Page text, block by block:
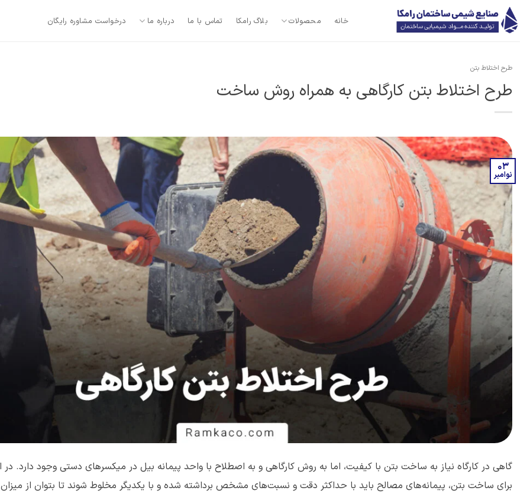
content
خانه محصولات بلاگ رامکا تماس با ما درباره ما درخواست مشاوره رایگان
طرح اختلاط بتن
طرح اختلاط بتن کارگاهی به همراه روش ساخت
03
نوامبر
گاهی در کارگاه نیاز به ساخت بتن با کیفیت، اما به روش کارگاهی و به اصطلاح با واحد پیمانه بیل در میکسرهای دستی وجود دارد. در
برای ساخت بتن، پیمانه‌های مصالح باید با حداکثر دقت و نسبت‌های مشخص برداشته شده و با یکدیگر مخلوط شوند تا بتوان از